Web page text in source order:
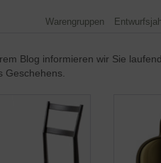
Warengruppen
Blog informieren wir Sie